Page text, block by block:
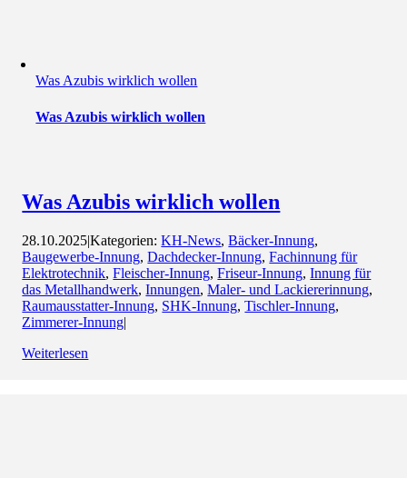
Was Azubis wirklich wollen
Was Azubis wirklich wollen
Was Azubis wirklich wollen
28.10.2025|Kategorien:KH-News,Bäcker-Innung,
Baugewerbe-Innung,Dachdecker-Innung,Fachinnung für
Elektrotechnik,Fleischer-Innung,Friseur-Innung,Innung für
das Metallhandwerk,Innungen,Maler- und Lackiererinnung,
Raumausstatter-Innung, SHK-Innung,Tischler-Innung,
Zimmerer-Innung|
Weiterlesen